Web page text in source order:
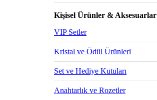
Kişisel Ürünler & Aksesuarlar
VIP Setler
Kristal ve Ödül Ürünleri
Set ve Hediye Kutuları
Anahtarlık ve Rozetler